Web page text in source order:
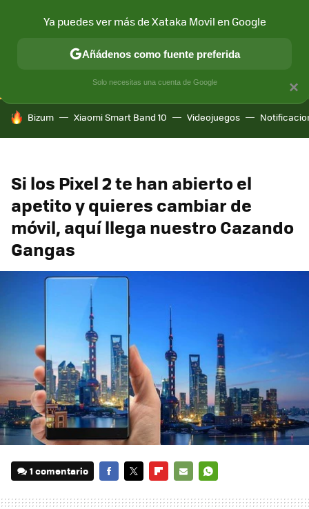
CONECTIVIDAD MÓVIL Y SOCIEDAD APLICACIONES
HOY SE HABLA DE
Bizum Xiaomi Smart Band 10 Videojuegos
Si los Pixel 2 te han abierto el
apetito y quieres cambiar de
móvil, aquí llega nuestro Cazando
Gangas
1 comentario
×
Ya puedes ver más de Xataka Movil en Google
Añádenos como fuente preferida
Solo necesitas una cuenta de Google